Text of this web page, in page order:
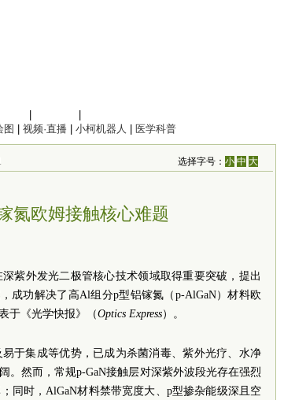
图 视频·直播 小柯机器人 医学科普
选择字号：小 中 大
氮欧姆接触核心难题
紫外发光二极管核心技术领域取得重要突破，提出
成功解决了高Al组分p型铝镓氮（p-AlGaN）材料欧
于《光学快报》（Optics Express）。
于集成等优势，已成为杀菌消毒、紫外光疗、水净
。然而，常规p-GaN接触层对深紫外波段光存在强烈
同时，AlGaN材料禁带宽度大、p型掺杂能级深且空